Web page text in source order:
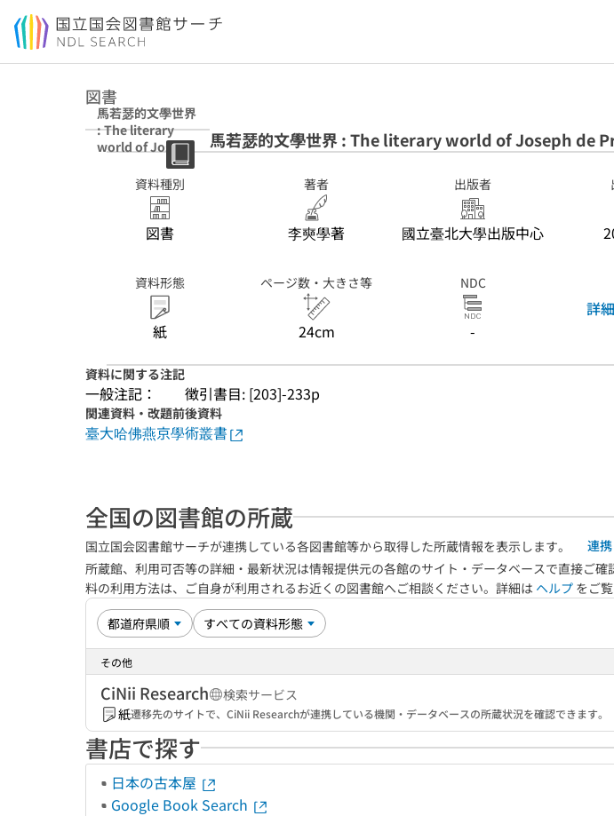
本文へ移動
図書
馬若瑟的文學世界
: The literary
world of Joseph
de Prémare : 精
馬若瑟的文學世界 : The literary world of Joseph de
資料種別
図書
著者
李奭學著
出版者
國立臺北大學出版中心
資料形態
紙
ページ数・大きさ等
24cm
NDC
-
詳
資料に関する注記
一般注記： 徴引書目: [203]-233p
関連資料・改題前後資料
臺大哈佛燕京學術叢書
全国の図書館の所蔵
国立国会図書館サーチが連携している各図書館等から取得した所蔵情報を表示します。
連
所蔵館、利用可否等の詳細・最新状況は情報提供元の各館のサイト・データベースで直接ご
料の利用方法は、ご自身が利用されるお近くの図書館へご相談ください。詳細は ヘルプ をご
その他
CiNii Research
検索サービス
紙遷移先のサイトで、CiNii Researchが連携している機関・データベースの所蔵状況を確認できます。
書店で探す
日本の古本屋
Google Book Search